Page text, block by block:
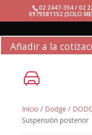
02 2447-354 / 02
0979581152 (SOLO
Añadir a la
Inicio / Dodge /
Suspensión posterior